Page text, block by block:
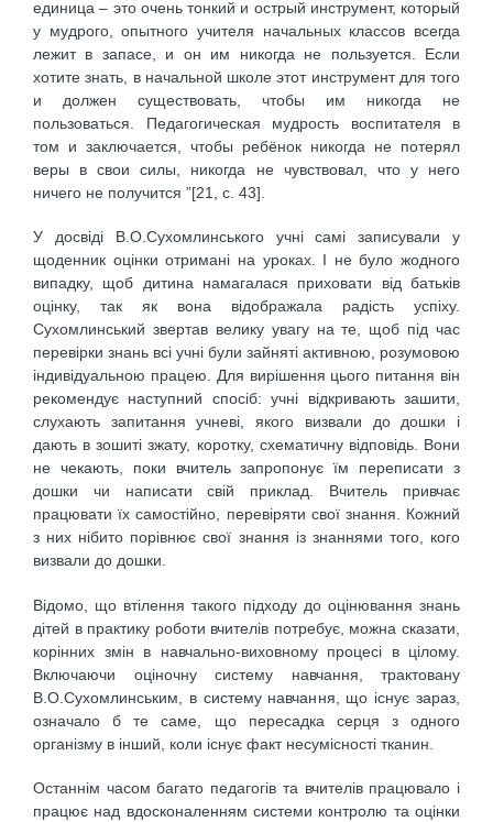
единица – это очень тонкий и острый инструмент, который
у мудрого, опытного учителя начальных классов всегда
лежит в запасе, и он им никогда не пользуется. Если
хотите знать, в начальной школе этот инструмент для того
и должен существовать, чтобы им никогда не
пользоваться. Педагогическая мудрость воспитателя в
том и заключается, чтобы ребёнок никогда не потерял
веры в свои силы, никогда не чувствовал, что у него
ничего не получится ”[21, с. 43].
У досвіді В.О.Сухомлинського учні самі записували у
щоденник оцінки отримані на уроках. І не було жодного
випадку, щоб дитина намагалася приховати від батьків
оцінку, так як вона відображала радість успіху.
Сухомлинський звертав велику увагу на те, щоб під час
перевірки знань всі учні були зайняті активною, розумовою
індивідуальною працею. Для вирішення цього питання він
рекомендує наступний спосіб: учні відкривають зашити,
слухають запитання учневі, якого визвали до дошки і
дають в зошиті зжату, коротку, схематичну відповідь. Вони
не чекають, поки вчитель запропонує їм переписати з
дошки чи написати свій приклад. Вчитель привчає
працювати їх самостійно, перевіряти свої знання. Кожний
з них нібито порівнює свої знання із знаннями того, кого
визвали до дошки.
Відомо, що втілення такого підходу до оцінювання знань
дітей в практику роботи вчителів потребує, можна сказати,
корінних змін в навчально-виховному процесі в цілому.
Включаючи оціночну систему навчання, трактовану
В.О.Сухомлинським, в систему навчання, що існує зараз,
означало б те саме, що пересадка серця з одного
організму в інший, коли існує факт несумісності тканин.
Останнім часом багато педагогів та вчителів працювало і
працює над вдосконаленням системи контролю та оцінки